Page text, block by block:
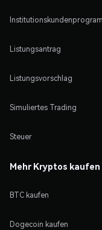
Listungsantrag
Listungsvorschlag
Simuliertes Trading
Steuer
Mehr Kryptos kaufen
BTC kaufen
Dogecoin kaufen